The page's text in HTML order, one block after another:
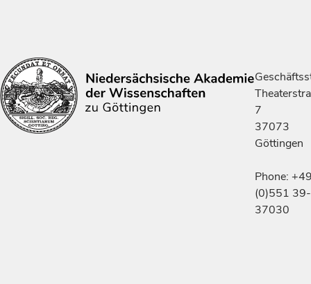
7
37073
Göttingen
Phone:
(0)551 39-
37030